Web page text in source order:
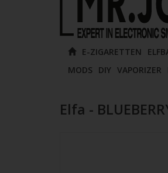
E-ZIGARETTEN
MODS DIY VAPORIZER
Elfa -